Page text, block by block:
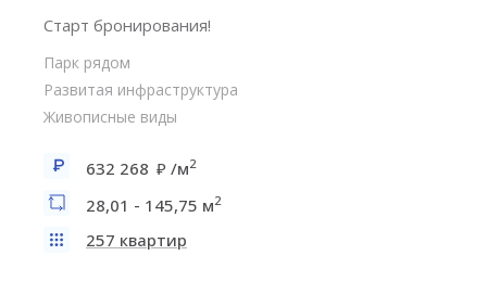
Старт бронирования!
Парк рядом
Развитая инфраструктура
Живописные виды
632 268 /м2
28,01 - 145,75 м2
257 квартир